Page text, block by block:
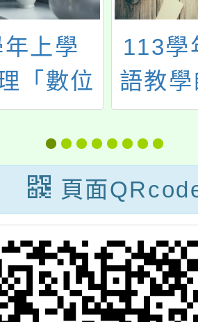
度「雙
資國際
專題講
114年
中等
灣手
工作
認證
頁面